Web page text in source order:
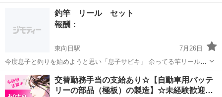
8000円以内だとうれしいです。とにかく購入したいので、お気軽にお
問い合わせください!ご検討よろしくお願いいたします。 エレキギター
ならストラトタイプかフロ...
梅小路京都西駅 買いたい/ください
釣竿 リール セット
報酬：
東向日駅
7月26日
今度息子と釣りを始めようと思い「息子サビキ」 余ってる竿リールほ
か諸々セットで 売って頂けたら嬉しいです。 お願い致します
京都 向日市 東向日駅 買いたい/ください
交替勤務手当の支給あり☆【自動車用バッテ
リーの部品（極板）の製造】☆未経験歓迎…